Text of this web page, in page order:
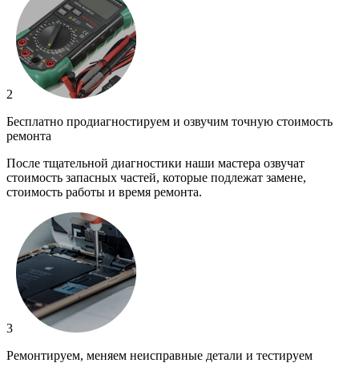
2
Бесплатно продиагностируем и озвучим точную стоимость
ремонта
После тщательной диагностики наши мастера озвучат
стоимость запасных частей, которые подлежат замене,
стоимость работы и время ремонта.
3
Ремонтируем, меняем неисправные детали и тестируем